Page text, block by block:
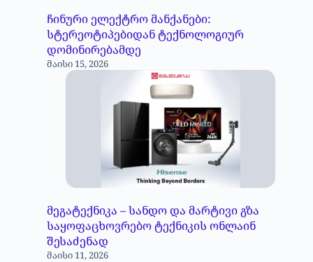
ჩინური ელექტრო მანქანები:
სტერეოტიპებიდან ტექნოლოგიურ
დომინირებამდე
მაისი 15, 2026
მეგატექნიკა – სანდო და მარტივი გზა
საყოფაცხოვრებო ტექნიკის ონლაინ
შესაძენად
მაისი 11, 2026